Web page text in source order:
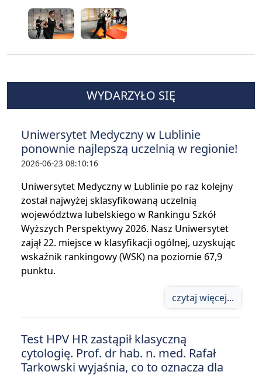
WYDARZYŁO SIĘ
Uniwersytet Medyczny w Lublinie
ponownie najlepszą uczelnią w regionie!
2026-06-23 08:10:16
Uniwersytet Medyczny w Lublinie po raz kolejny
został najwyżej sklasyfikowaną uczelnią
województwa lubelskiego w Rankingu Szkół
Wyższych Perspektywy 2026. Nasz Uniwersytet
zajął 22. miejsce w klasyfikacji ogólnej, uzyskując
wskaźnik rankingowy (WSK) na poziomie 67,9
punktu.
czytaj więcej...
Test HPV HR zastąpił klasyczną
cytologię. Prof. dr hab. n. med. Rafał
Tarkowski wyjaśnia, co to oznacza dla